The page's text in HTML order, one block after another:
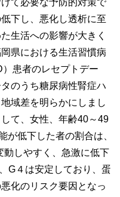
て必要な予防的対策で
下し、悪化し透析に至
生活への影響が大きく
県における生活習慣病
患者のレセプトデー
のうち糖尿病性腎症ハ
域差を明らかにしまし
て、女性、年齢40～49
が低下した者の割合は、
動しやすく、急激に低下
G４は安定しており、蛋
化のリスク要因となっ